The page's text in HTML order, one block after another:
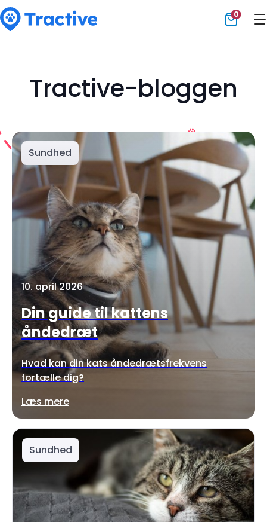
0
Tractive-bloggen
Sundhed
10. april 2026
Din guide til kattens
åndedræt
Hvad kan din kats åndedrætsfrekvens
fortælle dig?
Læs mere
Sundhed